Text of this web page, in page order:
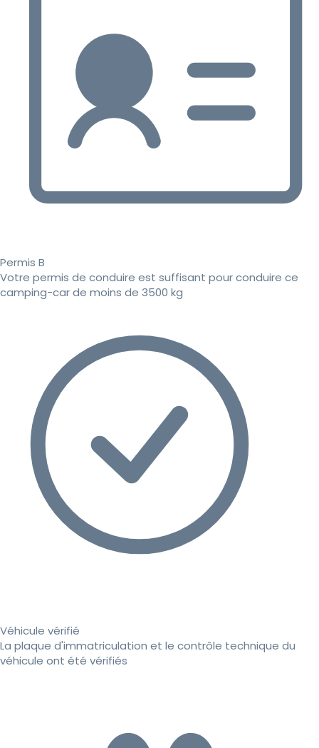
Permis B
Votre permis de conduire est suffisant pour conduire ce
camping-car de moins de 3500 kg
Véhicule vérifié
La plaque d'immatriculation et le contrôle technique du
véhicule ont été vérifiés